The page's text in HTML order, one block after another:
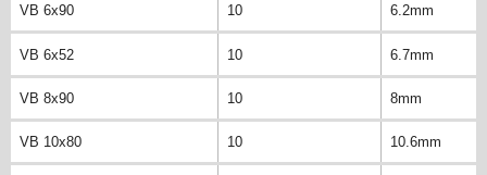
VB 6x90 10 6.2mm
VB 6x52 10 6.7mm
VB 8x90 10 8mm
VB 10x80 10 10.6mm